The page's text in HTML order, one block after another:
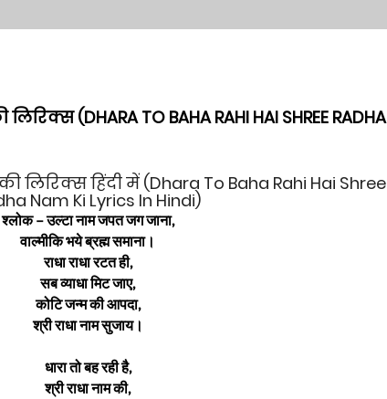
लिरिक्स (DHARA TO BAHA RAHI HAI SHREE RADHA
की लिरिक्स हिंदी में (Dhara To Baha Rahi Hai Shree
Nam Ki Lyrics In Hindi)
श्लोक – उल्टा नाम जपत जग जाना,
वाल्मीकि भये ब्रह्म समाना।
राधा राधा रटत ही,
सब व्याधा मिट जाए,
कोटि जन्म की आपदा,
श्री राधा नाम सुजाय।
धारा तो बह रही है,
श्री राधा नाम की,